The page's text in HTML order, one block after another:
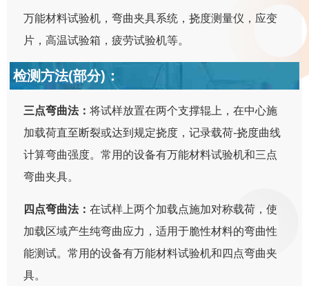
万能材料试验机，弯曲夹具系统，挠度测量仪，应变
片，高温试验箱，疲劳试验机等。
检测方法(部分)：
三点弯曲法：将试样放置在两个支撑辊上，在中心施
加载荷直至断裂或达到规定挠度，记录载荷-挠度曲线
计算弯曲强度。常用的设备有万能材料试验机和三点
弯曲夹具。
四点弯曲法：在试样上两个加载点施加对称载荷，使
加载区域产生纯弯曲应力，适用于脆性材料的弯曲性
能测试。常用的设备有万能材料试验机和四点弯曲夹
具。